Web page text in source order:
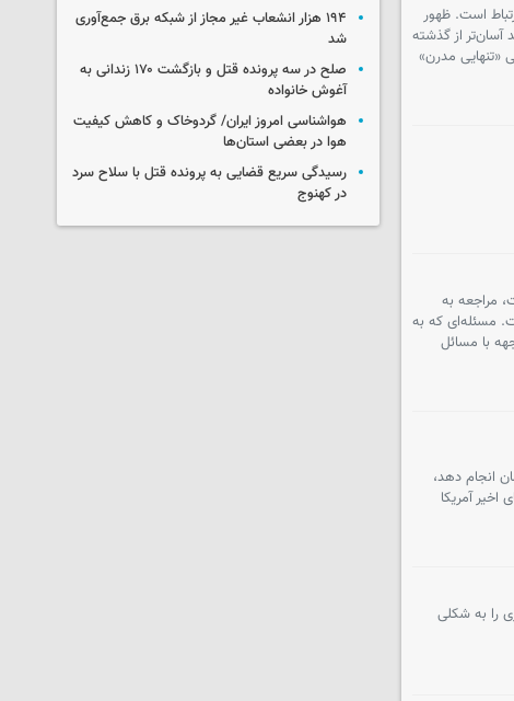
است. ظهور
آسان‌تر از گذشته
«تنهایی مدرن»
مراجعه به
مسئله‌ای که به
با مسائل
انجام دهد،
آمریکا
را به شکلی
۱۹۴ هزار انشعاب غیر مجاز از شبکه برق جمع‌آوری
شد
صلح در سه پرونده قتل و بازگشت ۱۷۰ زندانی به
آغوش خانواده
هواشناسی امروز ایران/ گردوخاک و کاهش کیفیت
هوا در بعضی استان‌ها
رسیدگی سریع قضایی به پرونده قتل با سلاح سرد
در کهنوج